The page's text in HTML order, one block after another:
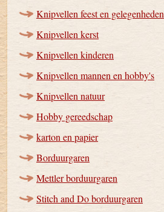
Knipvellen feest en gelegenheden
Knipvellen kerst
Knipvellen kinderen
Knipvellen mannen en hobby's
Knipvellen natuur
Hobby gereedschap
karton en papier
Borduurgaren
Mettler borduurgaren
Stitch and Do borduurgaren